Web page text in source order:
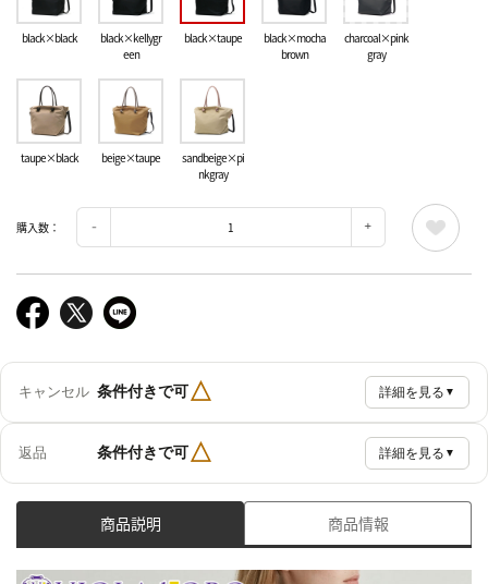
black×black
black×kellygr
een
black×taupe
black×mocha
brown
charcoal×pink
gray
taupe×black beige×taupe
sandbeige×pi
nkgray
購入数：
キャンセル 条件付きで可△ 詳細を見る ▼
返品 条件付きで可△ 詳細を見る ▼
商品説明 商品情報